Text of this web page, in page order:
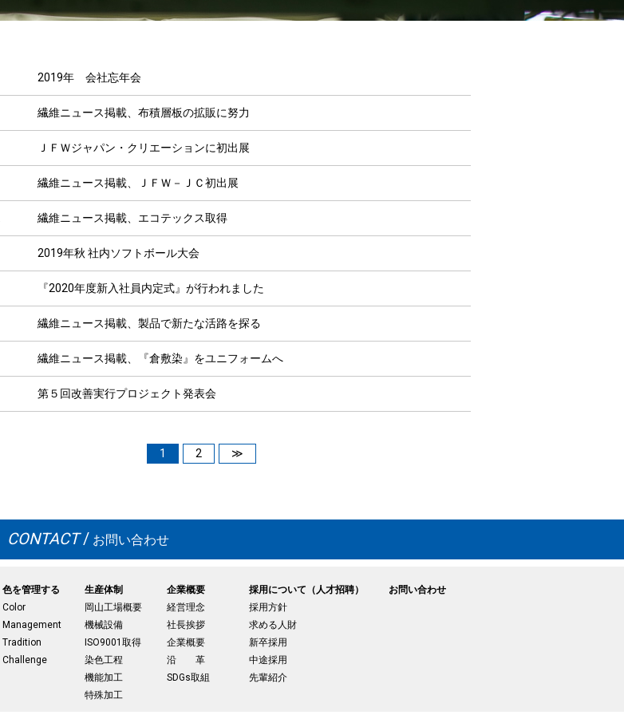
2019年 会社忘年会
繊維ニュース掲載、布積層板の拡販に努力
ＪＦＷジャパン・クリエーションに初出展
繊維ニュース掲載、ＪＦＷ－ＪＣ初出展
繊維ニュース掲載、エコテックス取得
2019年秋 社内ソフトボール大会
『2020年度新入社員内定式』が行われました
繊維ニュース掲載、製品で新たな活路を探る
繊維ニュース掲載、『倉敷染』をユニフォームへ
第５回改善実行プロジェクト発表会
1 2 ≫
CONTACT/ お問い合わせ
色を管理する
Color
Management
Tradition
Challenge
生産体制
岡山工場概要
機械設備
ISO9001取得
染色工程
機能加工
特殊加工
企業概要
経営理念
社長挨拶
企業概要
沿 革
SDGs取組
採用について（人才招聘）
採用方針
求める人財
新卒採用
中途採用
先輩紹介
お問い合わせ